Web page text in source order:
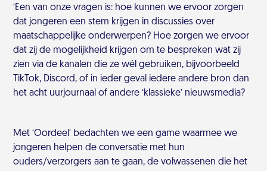
‘Een van onze vragen is: hoe kunnen we ervoor zorgen
dat jongeren een stem krijgen in discussies over
maatschappelijke onderwerpen? Hoe zorgen we ervoor
dat zij de mogelijkheid krijgen om te bespreken wat zij
zien via de kanalen die ze wél gebruiken, bijvoorbeeld
TikTok, Discord, of in ieder geval iedere andere bron dan
het acht uurjournaal of andere ‘klassieke’ nieuwsmedia?
Met ‘Oordeel’ bedachten we een game waarmee we
jongeren helpen de conversatie met hun
ouders/verzorgers aan te gaan, de volwassenen die het